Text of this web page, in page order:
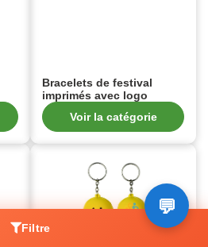
Bracelets de festival
imprimés avec logo
Voir la catégorie
Filtre